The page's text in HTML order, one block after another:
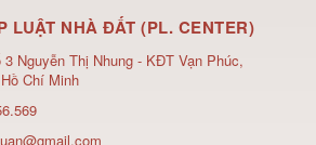
LUẬT NHÀ ĐẤT (PL. CENTER)
3 Nguyễn Thị Nhung - KĐT Vạn Phúc,
Chí Minh